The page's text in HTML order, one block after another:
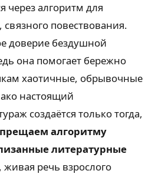
через алгоритм для
связного повествования.
доверие бездушной
она помогает бережно
хаотичные, обрывочные
настоящий
создаётся только тогда,
алгоритму
литературные
живая речь взрослого